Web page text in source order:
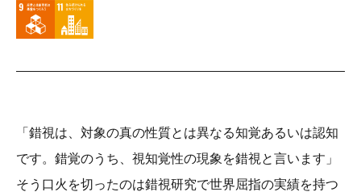
「錯視は、対象の真の性質とは異なる知覚あるいは認知
です。錯覚のうち、視知覚性の現象を錯視と言います」
そう口火を切ったのは錯視研究で世界屈指の実績を持つ